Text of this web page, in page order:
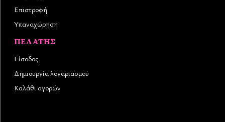
Επιστροφή
Υπαναχώρηση
ΠΕΛΆΤΗΣ
Είσοδος
Δημιουργία λογαριασμού
Καλάθι αγορών